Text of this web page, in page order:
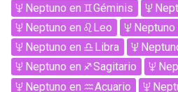
Neptuno en Géminis
Neptuno en Leo Neptuno
Neptuno en Libra
Neptuno en Sagitario
Neptuno en Acuario